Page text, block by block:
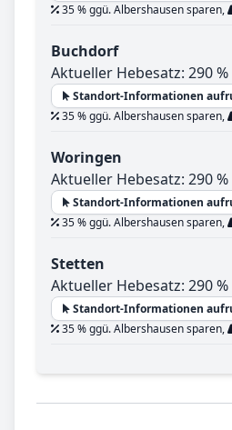
35 % ggü. Albershausen sparen,
Buchdorf
Aktueller Hebesatz: 290 %
Standort-Informationen
35 % ggü. Albershausen sparen,
Woringen
Aktueller Hebesatz: 290 %
Standort-Informationen
35 % ggü. Albershausen sparen,
Stetten
Aktueller Hebesatz: 290 %
Standort-Informationen
35 % ggü. Albershausen sparen,